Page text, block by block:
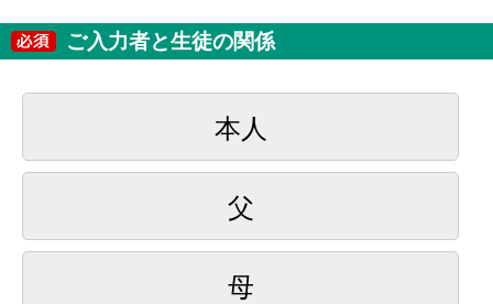
ご入力者と生徒の関係
本人
父
母